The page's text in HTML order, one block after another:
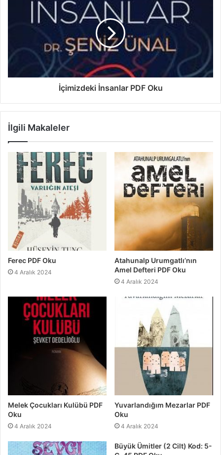
İçimizdeki İnsanlar PDF Oku
İlgili Makaleler
Ferec PDF Oku
4 Aralık 2024
Atahunalp Urumgatlı’nın
Amel Defteri PDF Oku
4 Aralık 2024
Melek Çocukları Kulübü PDF
Oku
4 Aralık 2024
Yuvarlandığım Mezarlar PDF
Oku
4 Aralık 2024
Büyük Ümitler (2 Cilt) Kod: 5-